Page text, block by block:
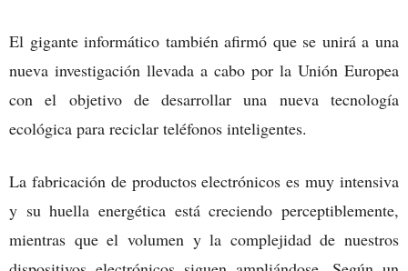
El gigante informático también afirmó que se unirá a una
nueva investigación llevada a cabo por la Unión Europea
con el objetivo de desarrollar una nueva tecnología
ecológica para reciclar teléfonos inteligentes.
La fabricación de productos electrónicos es muy intensiva
y su huella energética está creciendo perceptiblemente,
mientras que el volumen y la complejidad de nuestros